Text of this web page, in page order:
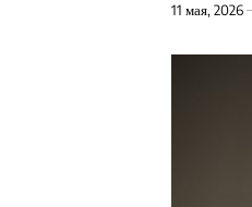
11 мая, 2026